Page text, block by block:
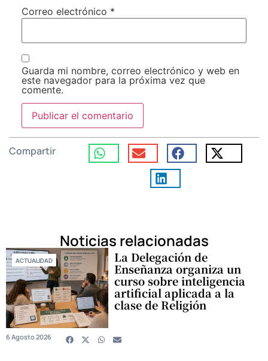
Correo electrónico *
Guarda mi nombre, correo electrónico y web en
este navegador para la próxima vez que
comente.
Compartir
Noticias relacionadas
ACTUALIDAD La Delegación de
Enseñanza organiza un
curso sobre inteligencia
artificial aplicada a la
clase de Religión
6 Agosto 2026